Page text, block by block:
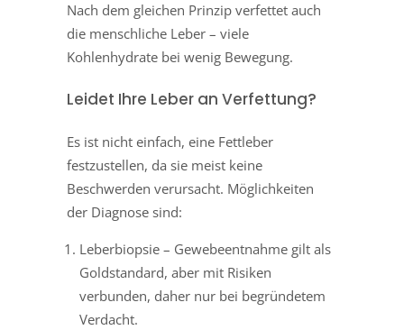
Nach dem gleichen Prinzip verfettet auch
die menschliche Leber – viele
Kohlenhydrate bei wenig Bewegung.
Leidet Ihre Leber an Verfettung?
Es ist nicht einfach, eine Fettleber
festzustellen, da sie meist keine
Beschwerden verursacht. Möglichkeiten
der Diagnose sind:
Leberbiopsie – Gewebeentnahme gilt als
Goldstandard, aber mit Risiken
verbunden, daher nur bei begründetem
Verdacht.